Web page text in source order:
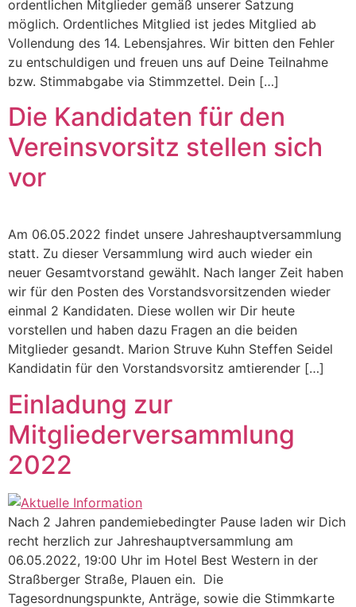
ordentlichen Mitglieder gemäß unserer Satzung
möglich. Ordentliches Mitglied ist jedes Mitglied ab
Vollendung des 14. Lebensjahres. Wir bitten den Fehler
zu entschuldigen und freuen uns auf Deine Teilnahme
bzw. Stimmabgabe via Stimmzettel. Dein […]
Die Kandidaten für den
Vereinsvorsitz stellen sich
vor
Am 06.05.2022 findet unsere Jahreshauptversammlung
statt. Zu dieser Versammlung wird auch wieder ein
neuer Gesamtvorstand gewählt. Nach langer Zeit haben
wir für den Posten des Vorstandsvorsitzenden wieder
einmal 2 Kandidaten. Diese wollen wir Dir heute
vorstellen und haben dazu Fragen an die beiden
Mitglieder gesandt. Marion Struve Kuhn Steffen Seidel
Kandidatin für den Vorstandsvorsitz amtierender […]
Einladung zur
Mitgliederversammlung
2022
Nach 2 Jahren pandemiebedingter Pause laden wir Dich
recht herzlich zur Jahreshauptversammlung am
06.05.2022, 19:00 Uhr im Hotel Best Western in der
Straßberger Straße, Plauen ein. Die
Tagesordnungspunkte, Anträge, sowie die Stimmkarte